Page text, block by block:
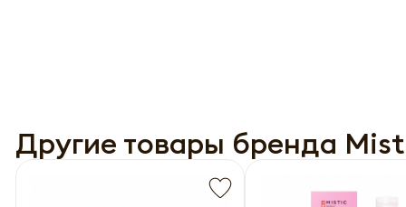
Другие товары бренда